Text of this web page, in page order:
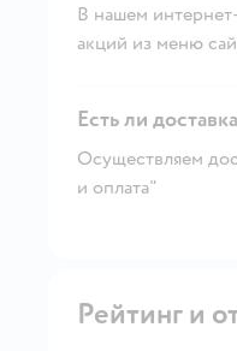
В нашем
акций из меню
Есть ли
Осуществляем
и оплата"
Рейтинг и